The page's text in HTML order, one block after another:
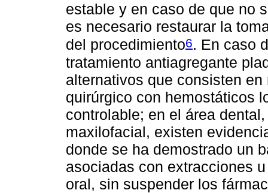
estable y en caso de que no
es necesario restaurar la
del procedimiento6. En caso
tratamiento antiagregante
alternativos que consisten
quirúrgico con hemostáticos
controlable; en el área
maxilofacial, existen
donde se ha demostrado un
asociadas con extracciones
oral, sin suspender los